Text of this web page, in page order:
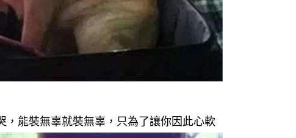
能裝無辜就裝無辜，只為了讓你因此心軟